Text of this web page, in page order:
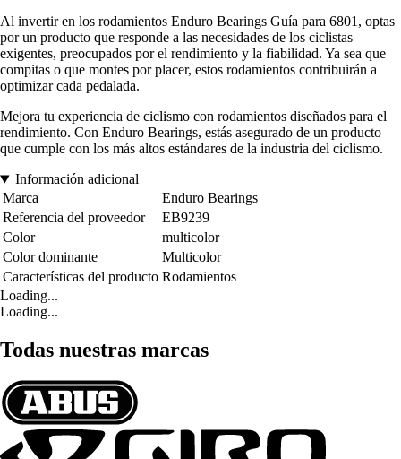
Al invertir en los rodamientos Enduro Bearings Guía para 6801, optas
por un producto que responde a las necesidades de los ciclistas
exigentes, preocupados por el rendimiento y la fiabilidad. Ya sea que
compitas o que montes por placer, estos rodamientos contribuirán a
optimizar cada pedalada.
Mejora tu experiencia de ciclismo con rodamientos diseñados para el
rendimiento. Con Enduro Bearings, estás asegurado de un producto
que cumple con los más altos estándares de la industria del ciclismo.
Información adicional
Marca
Enduro Bearings
Referencia del proveedor
EB9239
Color
multicolor
Color dominante
Multicolor
Características del producto Rodamientos
Loading...
Loading...
Todas nuestras marcas